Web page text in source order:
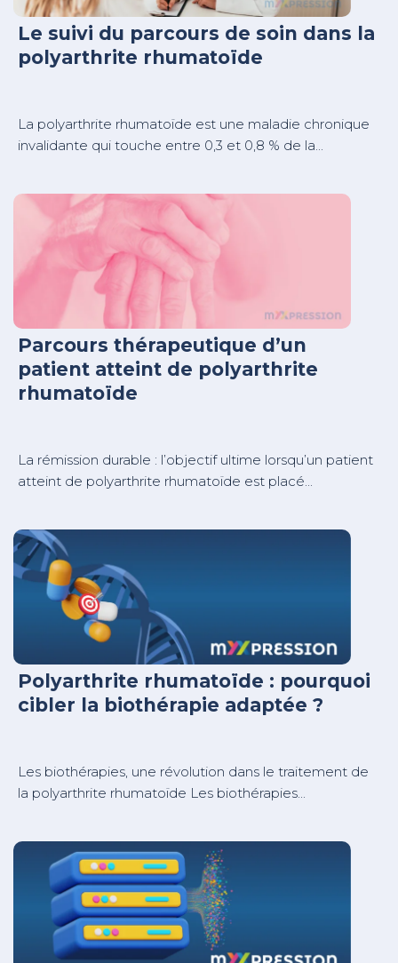
Le suivi du parcours de soin dans la
polyarthrite rhumatoïde
La polyarthrite rhumatoïde est une maladie chronique
invalidante qui touche entre 0,3 et 0,8 % de la...
Parcours thérapeutique d’un
patient atteint de polyarthrite
rhumatoïde
La rémission durable : l’objectif ultime lorsqu’un patient
atteint de polyarthrite rhumatoïde est placé...
Polyarthrite rhumatoïde : pourquoi
cibler la biothérapie adaptée ?
Les biothérapies, une révolution dans le traitement de
la polyarthrite rhumatoïde Les biothérapies...